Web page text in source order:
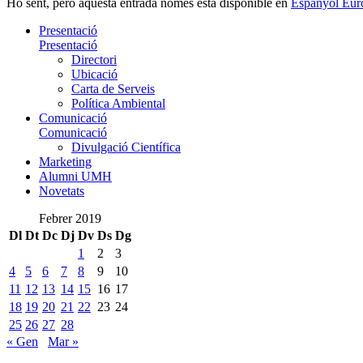
Presentació
Presentació
Directori
Ubicació
Carta de Serveis
Política Ambiental
Comunicació
Comunicació
Divulgació Científica
Marketing
Alumni UMH
Novetats
Febrer 2019
Dl Dt Dc Dj Dv Ds Dg
1
2
3
4
5 6 7 8 9
10
11 12 13 14 15 16 17
18 19 20 21 22 23 24
25 26 27 28
« Gen
Mar »